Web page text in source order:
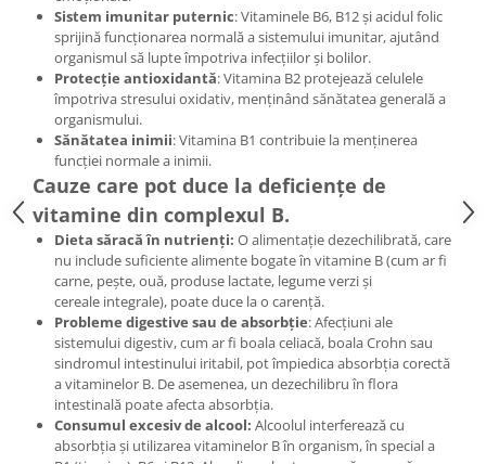
Sistem imunitar puternic: Vitaminele B6, B12 și acidul folic
sprijină funcționarea normală a sistemului imunitar, ajutând
organismul să lupte împotriva infecțiilor și bolilor.
Protecție antioxidantă: Vitamina B2 protejează celulele
împotriva stresului oxidativ, menținând sănătatea generală a
organismului.
Sănătatea inimii: Vitamina B1 contribuie la menținerea
funcției normale a inimii.
Cauze care pot duce la deficiențe de
vitamine din complexul B.
Dieta săracă în nutrienți: O alimentație dezechilibrată, care
nu include suficiente alimente bogate în vitamine B (cum ar fi
carne, pește, ouă, produse lactate, legume verzi și
cereale integrale), poate duce la o carență.
Probleme digestive sau de absorbție: Afecțiuni ale
sistemului digestiv, cum ar fi boala celiacă, boala Crohn sau
sindromul intestinului iritabil, pot împiedica absorbția corectă
a vitaminelor B. De asemenea, un dezechilibru în flora
intestinală poate afecta absorbția.
Consumul excesiv de alcool: Alcoolul interferează cu
absorbția și utilizarea vitaminelor B în organism, în special a